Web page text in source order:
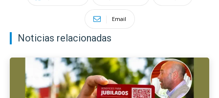
Email
Noticias relacionadas